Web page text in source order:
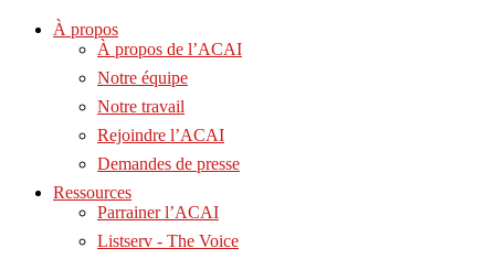
À propos
À propos de l’ACAI
Notre équipe
Notre travail
Rejoindre l’ACAI
Demandes de presse
Ressources
Parrainer l’ACAI
Listserv - The Voice